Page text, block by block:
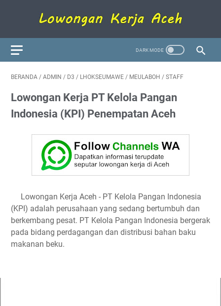
BERANDA / ADMIN / D3 / LHOKSEUMAWE / MEULABOH / STAFF
Lowongan Kerja PT Kelola Pangan
Indonesia (KPI) Penempatan Aceh
Lowongan Kerja Aceh - PT Kelola Pangan Indonesia
(KPI) adalah perusahaan yang sedang bertumbuh dan
berkembang pesat. PT Kelola Pangan Indonesia bergerak
pada bidang perdagangan dan distribusi bahan baku
makanan beku.